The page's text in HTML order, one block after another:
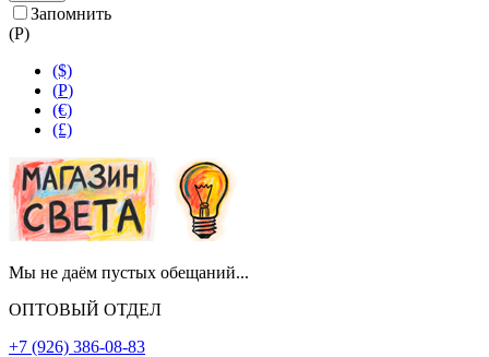
Запомнить
(Р)
($)
(Р)
(€)
(£)
Мы не даём пустых обещаний...
ОПТОВЫЙ ОТДЕЛ
+7 (926) 386-08-83